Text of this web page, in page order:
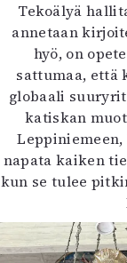
Tekoälyä
annetaan
hyö, on
sattumaa, että
globaali
katiskan
napata kaiken
kun se tulee